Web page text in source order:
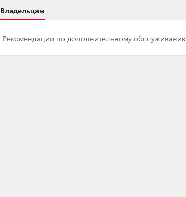
Владельцам
Рекомендации по дополнительному